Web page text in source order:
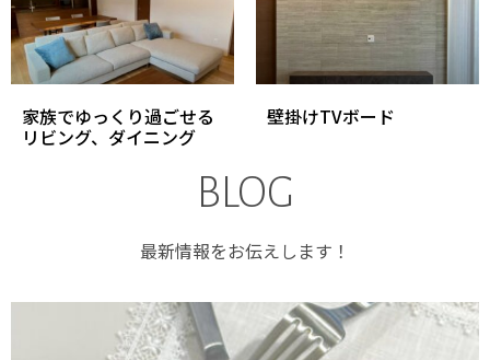
家族でゆっくり過ごせる
リビング、ダイニング
壁掛けTVボード
BLOG
最新情報をお伝えします！